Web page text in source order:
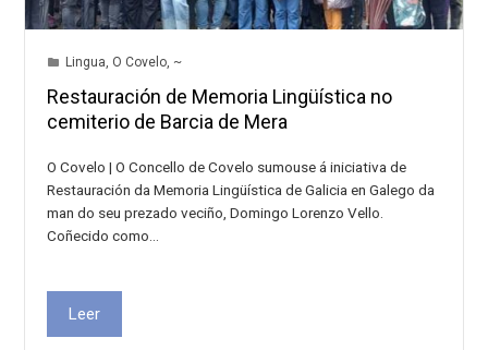
Lingua, O Covelo, ~
Restauración de Memoria Lingüística no
cemiterio de Barcia de Mera
O Covelo | O Concello de Covelo sumouse á iniciativa de
Restauración da Memoria Lingüística de Galicia en Galego da
man do seu prezado veciño, Domingo Lorenzo Vello.
Coñecido como…
Leer